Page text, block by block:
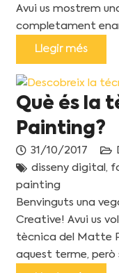
Avui us mostrem
completament
Llegir més
Què és la
Painting?
31/10/2017
disseny digital ,
painting
Benvinguts una
Creative! Avui us
tècnica del Matte
aquest terme, però